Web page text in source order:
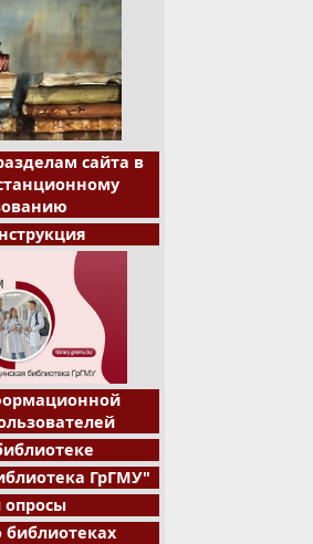
сайта в
ГрГМУ"